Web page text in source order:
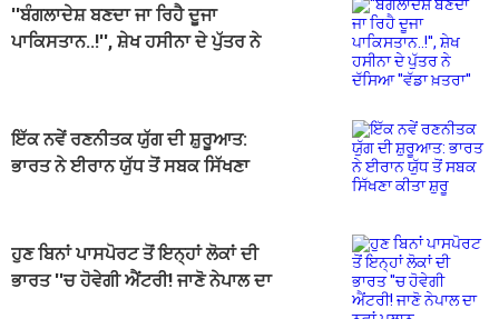
''ਬੰਗਲਾਦੇਸ਼ ਬਣਦਾ ਜਾ ਰਿਹੈ ਦੂਜਾ
ਪਾਕਿਸਤਾਨ..!'', ਸ਼ੇਖ ਹਸੀਨਾ ਦੇ ਪੁੱਤਰ ਨੇ
ਇੱਕ ਨਵੇਂ ਰਣਨੀਤਕ ਯੁੱਗ ਦੀ ਸ਼ੁਰੂਆਤ:
ਭਾਰਤ ਨੇ ਈਰਾਨ ਯੁੱਧ ਤੋਂ ਸਬਕ ਸਿੱਖਣਾ
ਹੁਣ ਬਿਨਾਂ ਪਾਸਪੋਰਟ ਤੋਂ ਇਨ੍ਹਾਂ ਲੋਕਾਂ ਦੀ
ਭਾਰਤ ''ਚ ਹੋਵੇਗੀ ਐਂਟਰੀ! ਜਾਣੋ ਨੇਪਾਲ ਦਾ